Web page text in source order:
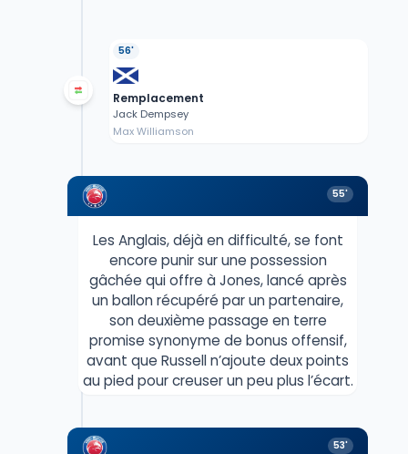
56'
Remplacement
Jack Dempsey
Max Williamson
55'
Les Anglais, déjà en difficulté, se font
encore punir sur une possession
gâchée qui offre à Jones, lancé après
un ballon récupéré par un partenaire,
son deuxième passage en terre
promise synonyme de bonus offensif,
avant que Russell n’ajoute deux points
au pied pour creuser un peu plus l’écart.
53'